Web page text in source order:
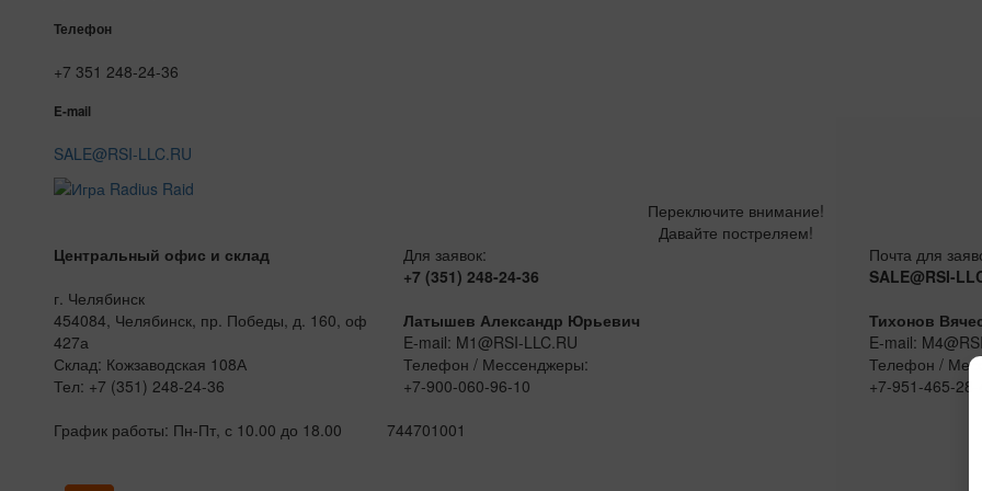
Телефон
+7 351 248-24-36
E-mail
SALE@RSI-LLC.RU
Переключите внимание!
Давайте постреляем!
Центральный офис и склад
г. Челябинск
454084, Челябинск, пр. Победы, д. 160, оф
427а
Склад: Кожзаводская 108А
Тел: +7 (351) 248-24-36
График работы: Пн-Пт, с 10.00 до 18.00
Для заявок:
+7 (351) 248-24-36
Латышев Александр Юрьевич
E-mail: M1@RSI-LLC.RU
Телефон / Мессенджеры:
+7-900-060-96-10
Почта для
SALE@RSI-
Тихонов
E-mail:
Телефон /
+7-951-465-28-
744701001